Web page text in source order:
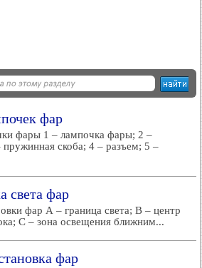
фар
фары 1 – лампочка фары; 2 –
пружинная скоба; 4 – разъем; 5 –
света фар
фар А – граница света; В – центр
С – зона освещения ближним...
фар